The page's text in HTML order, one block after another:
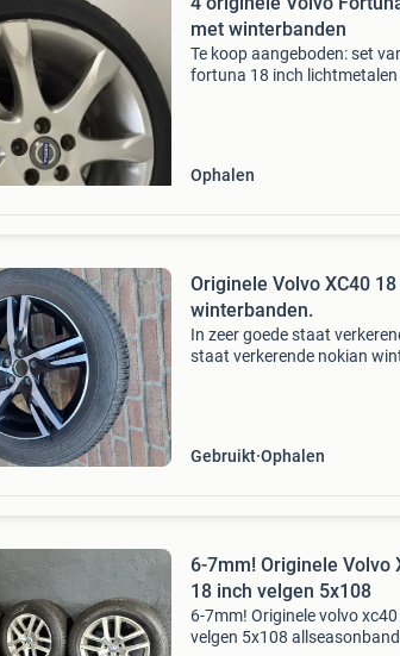
met winterbanden
Te koop aangeboden: set
fortuna 18 inch lichtmetalen
Ophalen
Originele Volvo XC40
winterbanden.
In zeer goede staat
staat verkerende nokian
Gebruikt Ophalen
6-7mm! Originele Volvo
18 inch velgen 5x108
6-7mm! Originele volvo
velgen 5x108